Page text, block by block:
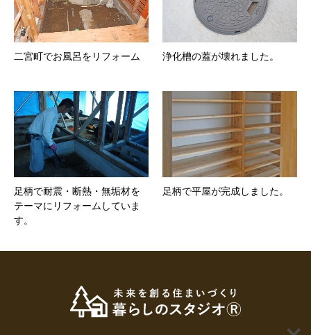
二宮町でお風呂をリフォーム 浄化槽の蓋が壊れました。
足柄で耐震・断熱・無垢材を
テーマにリフォームしていま
す。
足柄で平屋が完成しました。